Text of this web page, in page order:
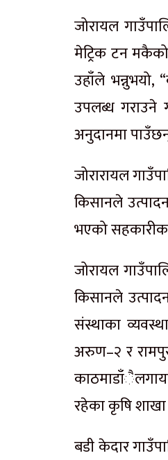
जोरायल
मेट्रिक टन
उहाँले भन्नुभयो,
उपलब्ध गराउने
अनुदानमा
जोरारायल
किसानले
भएको
जोरायल
किसानले
संस्थाका
अरुण–२ र
रहेका कृषि शाखा
बडी केदार